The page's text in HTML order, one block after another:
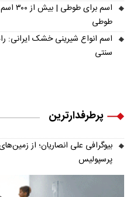
اسم
طوطی
اسم انواع شیرینی خشک ایرانی:
سنتی
پرطرفدارترین
بیوگرافی علی انصاریان؛ از
پرسپولیس